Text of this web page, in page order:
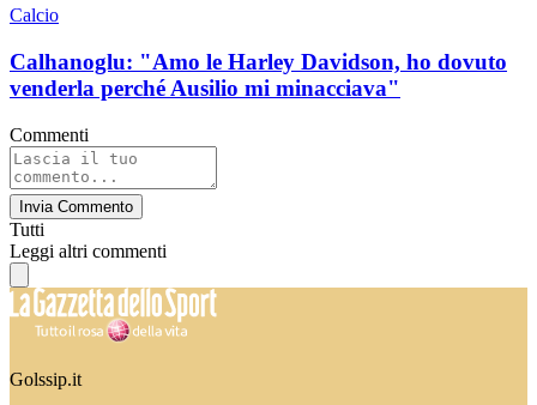
Calcio
Calhanoglu: "Amo le Harley Davidson, ho dovuto
venderla perché Ausilio mi minacciava"
Commenti
Invia Commento
Tutti
Leggi altri commenti
Golssip.it